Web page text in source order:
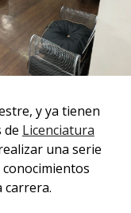
y ya tienen
de Licenciatura
una serie
carrera.